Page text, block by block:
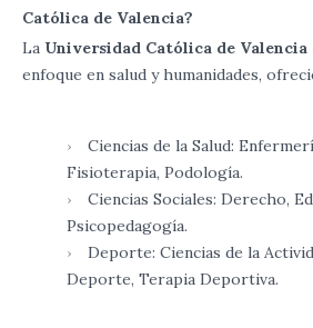
Católica de Valencia?
La Universidad Católica de Valencia
enfoque en salud y humanidades,
Ciencias de la Salud:
Fisioterapia, Podología.
Ciencias Sociales: Derecho,
Psicopedagogía.
Deporte: Ciencias de la
Deporte, Terapia Deportiva.